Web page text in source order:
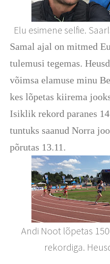
Elu esimene selfie.
Samal ajal on mitmed
tulemusi tegemas.
võimsa elamuse minu
kes lõpetas kiirema
Isiklik rekord paranes
tuntuks saanud Norra
põrutas 13.11.
Andi Noot lõpetas
rekordiga.